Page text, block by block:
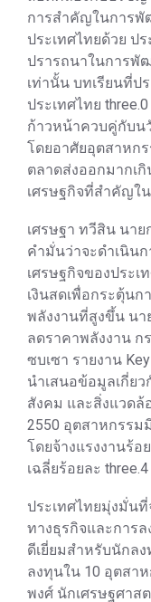
การสำคัญในการพั
ประเทศไทยด้วย ป
ปรารถนาในการพั
เท่านั้น บทเรียนที่ป
ประเทศไทย
ก้าวหน้าควบคู่กับน
โดยอาศัยอุตสาหก
ตลาดส่งออกมากเกิ
เศรษฐกิจที่สำคัญใ
เศรษฐา ทวีสิน นา
คำมั่นว่าจะดำเนินก
เศรษฐกิจของประ
เงินสดเพื่อกระตุ้น
พลังงานที่สูงขึ้น น
ลดราคาพลังงาน ก
ซบเซา รายงาน
นำเสนอข้อมูลเกี่ย
สังคม และสิ่งแวดล้
2550 อุตสาหกรรม
โดยจ้างแรงงานร้
เฉลี่ยร้อยละ
ประเทศไทยมุ่งมั่น
ทางธุรกิจและการ
ดีเยี่ยมสำหรับนักล
ลงทุนใน 10 อุตสา
พงศ์ นักเศรษฐศาส